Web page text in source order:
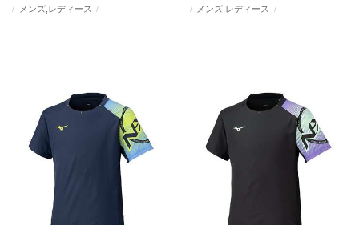
メンズ,レディース メンズ,レディース